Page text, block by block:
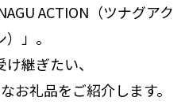
野菜類
菓子
エリア
（北海道）
（北海道）
（北海道）
（北海道）
ACTION（ツナグアク
」。
継ぎたい、
お礼品をご紹介します。